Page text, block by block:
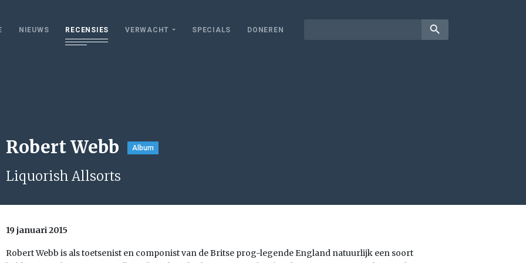
NIEUWS RECENSIES VERWACHT SPECIALS DONEREN search
Robert Webb Album
Liquorish Allsorts
19 januari 2015
Robert Webb is als toetsenist en componist van de Britse prog-legende England natuurlijk een soort